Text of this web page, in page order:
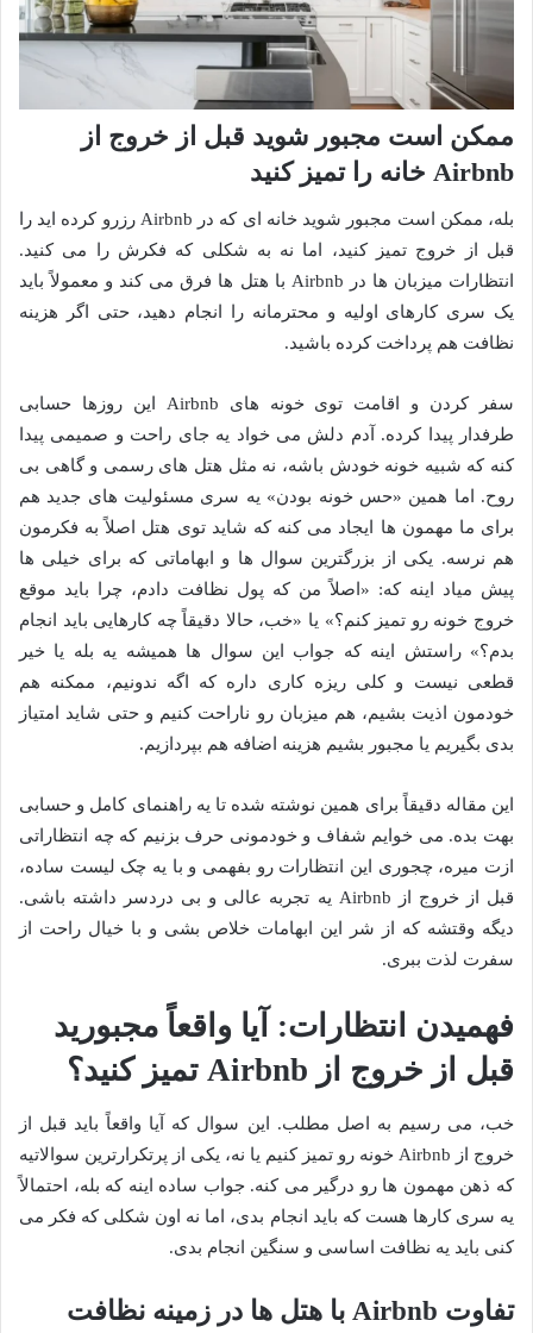
ممکن است مجبور شوید قبل از خروج از
Airbnb خانه را تمیز کنید
بله، ممکن است مجبور شوید خانه ای که در Airbnb رزرو کرده اید را
قبل از خروج تمیز کنید، اما نه به شکلی که فکرش را می کنید.
انتظارات میزبان ها در Airbnb با هتل ها فرق می کند و معمولاً باید
یک سری کارهای اولیه و محترمانه را انجام دهید، حتی اگر هزینه
نظافت هم پرداخت کرده باشید.
سفر کردن و اقامت توی خونه های Airbnb این روزها حسابی
طرفدار پیدا کرده. آدم دلش می خواد یه جای راحت و صمیمی پیدا
کنه که شبیه خونه خودش باشه، نه مثل هتل های رسمی و گاهی بی
روح. اما همین «حس خونه بودن» یه سری مسئولیت های جدید هم
برای ما مهمون ها ایجاد می کنه که شاید توی هتل اصلاً به فکرمون
هم نرسه. یکی از بزرگترین سوال ها و ابهاماتی که برای خیلی ها
پیش میاد اینه که: «اصلاً من که پول نظافت دادم، چرا باید موقع
خروج خونه رو تمیز کنم؟» یا «خب، حالا دقیقاً چه کارهایی باید انجام
بدم؟» راستش اینه که جواب این سوال ها همیشه یه بله یا خیر
قطعی نیست و کلی ریزه کاری داره که اگه ندونیم، ممکنه هم
خودمون اذیت بشیم، هم میزبان رو ناراحت کنیم و حتی شاید امتیاز
بدی بگیریم یا مجبور بشیم هزینه اضافه هم بپردازیم.
این مقاله دقیقاً برای همین نوشته شده تا یه راهنمای کامل و حسابی
بهت بده. می خوایم شفاف و خودمونی حرف بزنیم که چه انتظاراتی
ازت میره، چجوری این انتظارات رو بفهمی و با یه چک لیست ساده،
قبل از خروج از Airbnb یه تجربه عالی و بی دردسر داشته باشی.
دیگه وقتشه که از شر این ابهامات خلاص بشی و با خیال راحت از
سفرت لذت ببری.
فهمیدن انتظارات: آیا واقعاً مجبورید
قبل از خروج از Airbnb تمیز کنید؟
خب، می رسیم به اصل مطلب. این سوال که آیا واقعاً باید قبل از
خروج از Airbnb خونه رو تمیز کنیم یا نه، یکی از پرتکرارترین سوالاتیه
که ذهن مهمون ها رو درگیر می کنه. جواب ساده اینه که بله، احتمالاً
یه سری کارها هست که باید انجام بدی، اما نه اون شکلی که فکر می
کنی باید یه نظافت اساسی و سنگین انجام بدی.
تفاوت Airbnb با هتل ها در زمینه نظافت